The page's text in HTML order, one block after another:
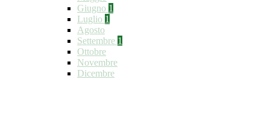
Giugno 1
Luglio 1
Agosto
Settembre 1
Ottobre
Novembre
Dicembre